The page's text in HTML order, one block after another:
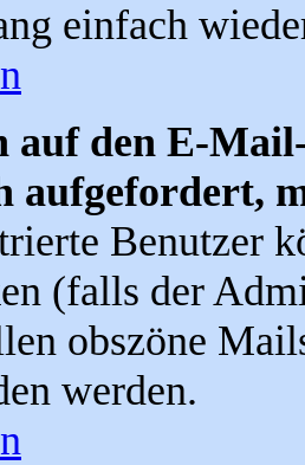
einfach
auf den E-
aufgefordert,
Benutzer
(falls der
obszöne
werden.